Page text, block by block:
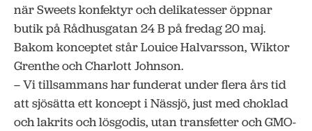
när Sweets konfektyr och delikatesser öppnar
butik på Rådhusgatan 24 B på fredag 20 maj.
Bakom konceptet står Louice Halvarsson, Wiktor
Grenthe och Charlott Johnson.
– Vi tillsammans har funderat under flera års tid
att sjösätta ett koncept i Nässjö, just med choklad
och lakrits och lösgodis, utan transfetter och GMO-